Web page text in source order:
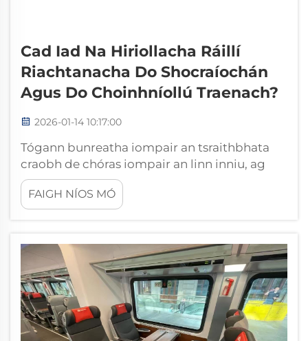
Cad Iad Na Hiriollacha Ráillí
Riachtanacha Do Shocraíochán
Agus Do Choinhníollú Traenach?
2026-01-14 10:17:00
Tógann bunreatha iompair an tsraithbhata
craobh de chóras iompair an linn inniu, ag
éilimh airgeadlais speisialta agus prótacóil
cruinn coinnsealaithe chun oibriúcháin slán
agus éifeachtacha a bheidh ann. Is iad na
criticiúla do staidéar...
FAIGH NÍOS MÓ